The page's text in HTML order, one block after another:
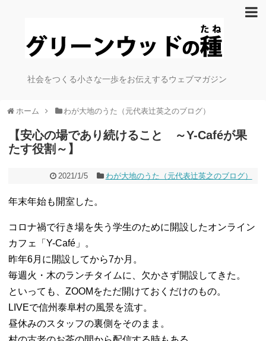
社会をつくる小さな一歩をお伝えするウェブマガジン
ホーム わが大地のうた（元代表辻英之のブログ）
【安心の場であり続けること ～Y-Caféが果
たす役割～】
2021/1/5 わが大地のうた（元代表辻英之のブログ）
年末年始も開室した。
コロナ禍で行き場を失う学生のために開設したオンライン
カフェ「Y-Café」。
昨年6月に開設してから7か月。
毎週火・木のランチタイムに、欠かさず開設してきた。
といっても、ZOOMをただ開けておくだけのもの。
LIVEで信州泰阜村の風景を流す。
昼休みのスタッフの裏側をそのまま。